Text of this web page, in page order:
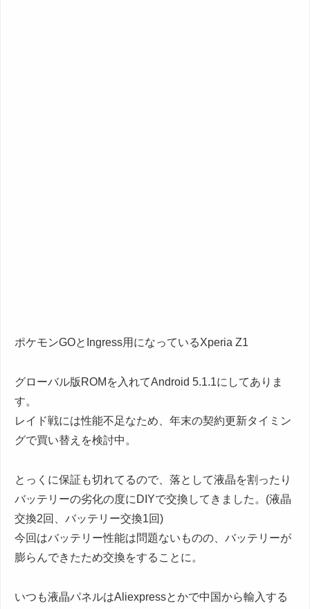
ポケモンGOとIngress用になっているXperia Z1
グローバル版ROMを入れてAndroid 5.1.1にしてありま
す。
レイド戦には性能不足なため、年末の契約更新タイミン
グで買い替えを検討中。
とっくに保証も切れてるので、落として液晶を割ったり
バッテリーの劣化の度にDIYで交換してきました。(液晶
交換2回、バッテリー交換1回)
今回はバッテリー性能は問題ないものの、バッテリーが
膨らんできたため交換をすることに。
いつも液晶パネルはAliexpressとかで中国から輸入する